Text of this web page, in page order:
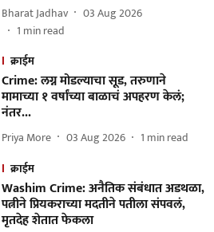
Bharat Jadhav
03 Aug 2026
1 min read
क्राईम
Crime: लग्न मोडल्याचा सूड, तरुणाने
मामाच्या १ वर्षांच्या बाळाचं अपहरण केलं;
नंतर...
Priya More 03 Aug 2026 1 min read
क्राईम
Washim Crime: अनैतिक संबंधात अडथळा,
पत्नीने प्रियकराच्या मदतीने पतीला संपवलं,
मृतदेह शेतात फेकला